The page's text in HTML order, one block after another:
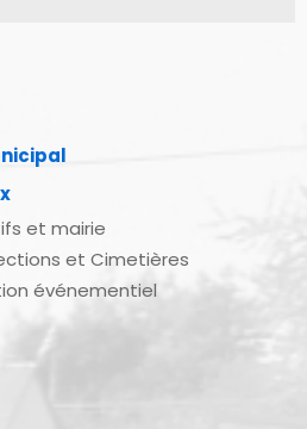
et mairie
et Cimetières
événementiel